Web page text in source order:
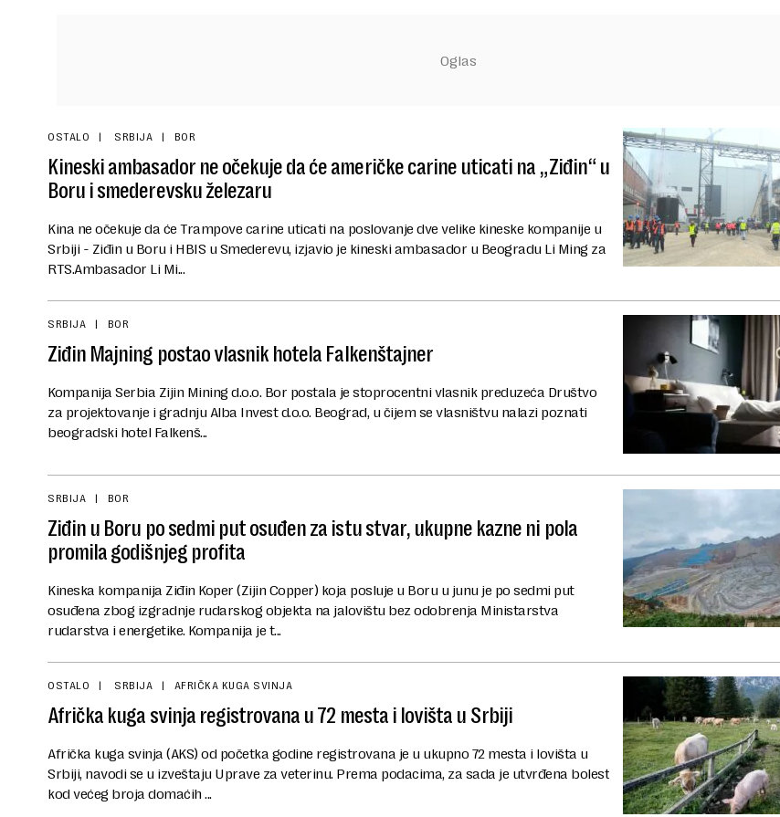
OSTALO SRBIJA BOR
Kineski ambasador ne očekuje da će američke carine uticati na „Ziđin“ u
Boru i smederevsku železaru
Kina ne očekuje da će Trampove carine uticati na poslovanje dve velike kineske kompanije u
Srbiji - Ziđin u Boru i HBIS u Smederevu, izjavio je kineski ambasador u Beogradu Li Ming za
RTS.Ambasador Li Mi...
SRBIJA BOR
Ziđin Majning postao vlasnik hotela Falkenštajner
Kompanija Serbia Zijin Mining d.o.o. Bor postala je stoprocentni vlasnik preduzeća Društvo
za projektovanje i gradnju Alba Invest d.o.o. Beograd, u čijem se vlasništvu nalazi poznati
beogradski hotel Falkenš...
SRBIJA BOR
Ziđin u Boru po sedmi put osuđen za istu stvar, ukupne kazne ni pola
promila godišnjeg profita
Kineska kompanija Ziđin Koper (Zijin Copper) koja posluje u Boru u junu je po sedmi put
osuđena zbog izgradnje rudarskog objekta na jalovištu bez odobrenja Ministarstva
rudarstva i energetike. Kompanija je t...
OSTALO SRBIJA AFRIČKA KUGA SVINJA
Afrička kuga svinja registrovana u 72 mesta i lovišta u Srbiji
Afrička kuga svinja (AKS) od početka godine registrovana je u ukupno 72 mesta i lovišta u
Srbiji, navodi se u izveštaju Uprave za veterinu. Prema podacima, za sada je utvrđena bolest
kod većeg broja domaćih ...